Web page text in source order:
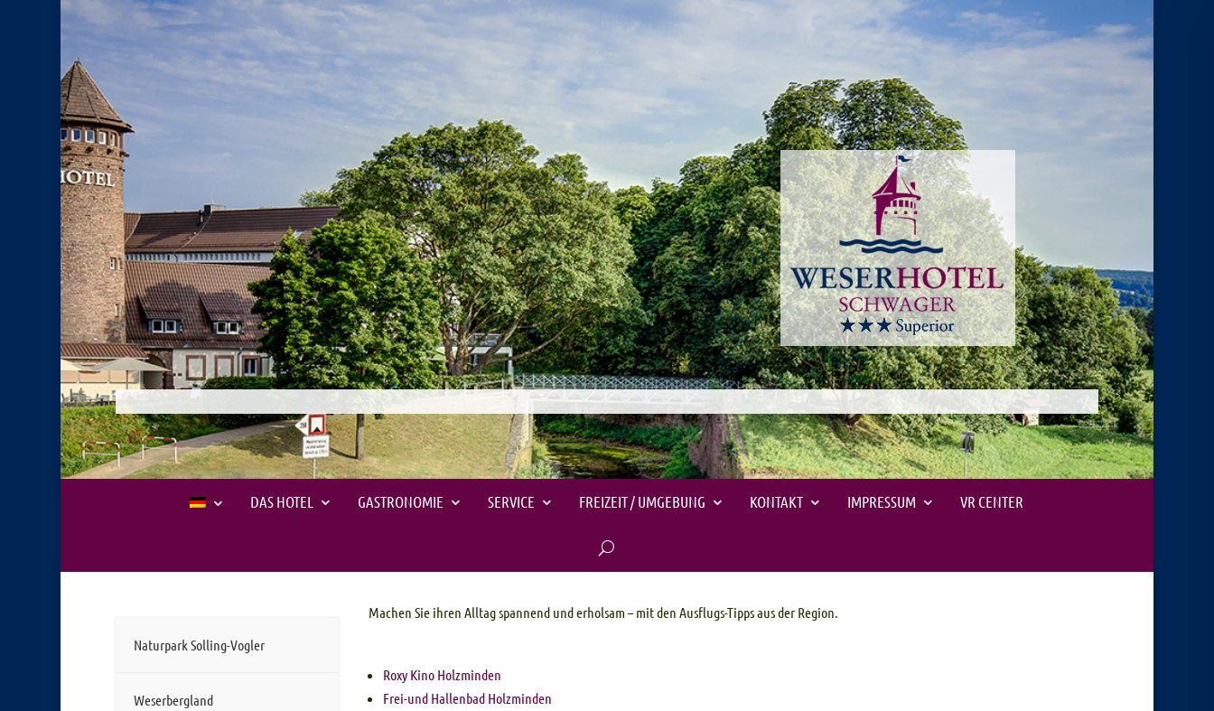
DAS HOTEL GASTRONOMIE SERVICE FREIZEIT / UMGEBUNG KONTAKT IMPRESSUM VR CENTER
Naturpark Solling-Vogler
Weserbergland
Machen Sie ihren Alltag spannend und erholsam – mit den Ausflugs-Tipps aus der Region.
Roxy Kino Holzminden
Frei-und Hallenbad Holzminden